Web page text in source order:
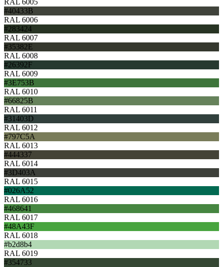
#40433B
RAL 6006
#283424
RAL 6007
#35382E
RAL 6008
#26392F
RAL 6009
#3E753B
RAL 6010
#66825B
RAL 6011
#31403D
RAL 6012
#797C5A
RAL 6013
#444337
RAL 6014
#3D403A
RAL 6015
#026A52
RAL 6016
#468641
RAL 6017
#48A43F
RAL 6018
#b2d8b4
RAL 6019
#354733